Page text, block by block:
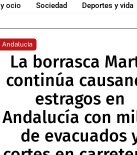
ocio Sociedad Deportes y vida
Andalucía
La borrasca
continúa
estragos en
Andalucía con
de evacuados